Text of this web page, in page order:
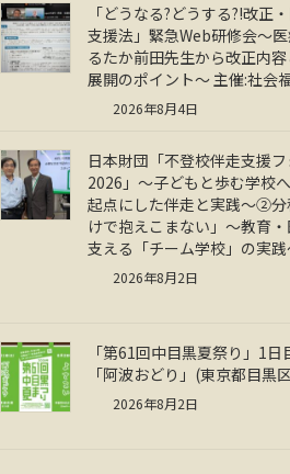
「どうなる?どうする?!改正
支援法」緊急Web研修会～
るたか前田先生から改正内
展開のポイント～ 主催:社会
2026年8月4日
日本財団「不登校伴走支援
2026」～子どもと歩む学校
起点にした伴走と実践～②分
けで抱えこまない」～教育
支える「チーム学校」の実
2026年8月2日
「第61回中目黒夏祭り」1日
「阿波おどり」(東京都目黒
2026年8月2日